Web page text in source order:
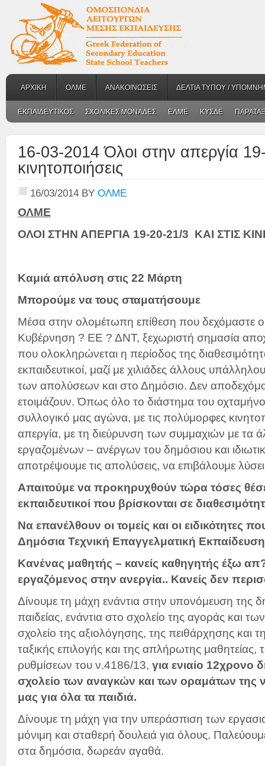
ΑΡΧΙΚΗ ΟΛΜΕ ΑΝΑΚΟΙΝΩΣΕΙΣ ΔΕΛΤΙΑ ΤΥΠΟΥ /
ΕΚΠΑΙΔΕΥΤΙΚΟΣ ΣΧΟΛΙΚΕΣ ΜΟΝΑΔΕΣ ΕΛΜΕ ΚΥΣΔΕ
16-03-2014 Όλοι στην απεργία
κινητοποιήσεις
16/03/2014 BY ΟΛΜΕ
ΟΛΜΕ
ΟΛΟΙ ΣΤΗΝ ΑΠΕΡΓΙΑ 19-20-21/3 ΚΑΙ ΣΤΙΣ
Καμιά απόλυση στις 22 Μάρτη
Μπορούμε να τους σταματήσουμε
Μέσα στην ολομέτωπη επίθεση που δεχόμαστε
Κυβέρνηση ? ΕΕ ? ΔΝΤ, ξεχωριστή σημασία
που ολοκληρώνεται η περίοδος της
εκπαιδευτικοί, μαζί με χιλιάδες άλλους
των απολύσεων και στο Δημόσιο. Δεν
ετοιμάζουν. Όπως όλο το διάστημα του
συλλογικό μας αγώνα, με τις πολύμορφες
απεργία, με τη διεύρυνση των συμμαχιών με τα
εργαζομένων – ανέργων του δημόσιου και
αποτρέψουμε τις απολύσεις, να επιβάλουμε
Απαιτούμε να προκηρυχθούν τώρα τόσες
εκπαιδευτικοί που βρίσκονται σε
Να επανέλθουν οι τομείς και οι ειδικότητες
Δημόσια Τεχνική Επαγγελματική
Κανένας μαθητής – κανείς καθηγητής έξω
εργαζόμενος στην ανεργία.. Κανείς δεν
Δίνουμε τη μάχη ενάντια στην υπονόμευση της
παιδείας, ενάντια στο σχολείο της αγοράς και
σχολείο της αξιολόγησης, της πειθάρχησης και
ταξικής επιλογής και της απλήρωτης μαθητείας,
ρυθμίσεων του ν.4186/13, για ενιαίο 12χρονο
σχολείο των αναγκών και των οραμάτων της
μας για όλα τα παιδιά.
Δίνουμε τη μάχη για την υπεράσπιση των
μόνιμη και σταθερή δουλειά για όλους.
στα δημόσια, δωρεάν αγαθά.